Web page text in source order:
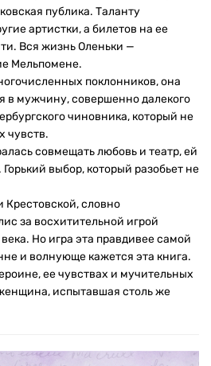
публика. Таланту
артистки, а билетов на ее
Вся жизнь Оленьки —
Мельпомене.
поклонников, она
в мужчину, совершенно далекого
чиновника, который не
чувств.
совмещать любовь и театр, ей
выбор, который разобьет не
словно
за восхитительной игрой
Но игра эта правдивее самой
и волнующе кажется эта книга.
ее чувствах и мучительных
испытавшая столь же